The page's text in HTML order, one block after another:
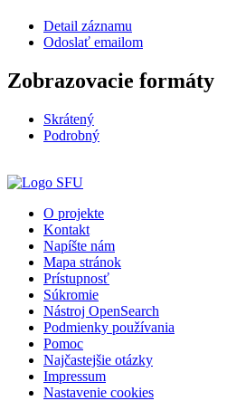
Detail záznamu
Odoslať emailom
Zobrazovacie formáty
Skrátený
Podrobný
O projekte
Kontakt
Napíšte nám
Mapa stránok
Prístupnosť
Súkromie
Nástroj OpenSearch
Podmienky používania
Pomoc
Najčastejšie otázky
Impressum
Nastavenie cookies